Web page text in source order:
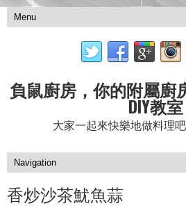
負鼠廚房，你的附屬廚
DIY教室
大家一起來快樂地做料理
香炒沙茶魷魚蒜